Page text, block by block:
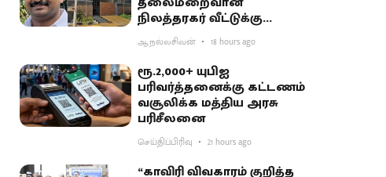
நிலத்தரகர் வீட்டுக்கு
சிபிசிஐடி ‘சீல்’
ஆ.நல்லசிவன் 18 hours ago
ரூ.2,000+ யுபிஐ
பரிவர்த்தனைக்கு கட்டணம்
வசூலிக்க மத்திய அரசு
பரிசீலனை
செய்திப்பிரிவு 21 hours ago
“காவிரி விவகாரம் குறித்த